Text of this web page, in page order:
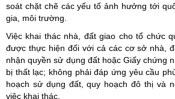
soát chặt chẽ các yếu tố ảnh hưởng tới
gia, môi trường.
Việc khai thác nhà, đất giao cho tổ chức
được thực hiện đối với cả các cơ sở nhà,
nhận quyền sử dụng đất hoặc Giấy chứng
bị thất lạc; không phải đáp ứng yêu cầu
hoạch sử dụng đất, quy hoạch đô thị và
việc khai thác.